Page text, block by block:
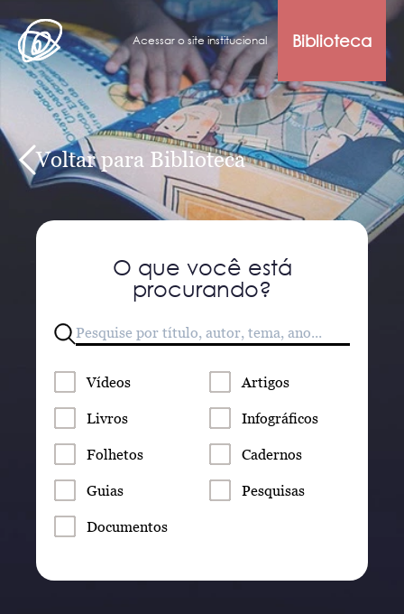
Acessar o site institucional Biblioteca
Voltar para Biblioteca
O que você está
procurando?
Vídeos Artigos
Livros Infográficos
Folhetos Cadernos
Guias Pesquisas
Documentos